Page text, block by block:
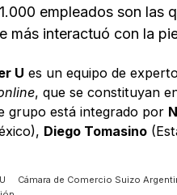
empleados son
más interactuó con la
U es un equipo de
, que se constituyan
grupo está integrado por
Diego Tomasino
Cámara de Comercio Suizo